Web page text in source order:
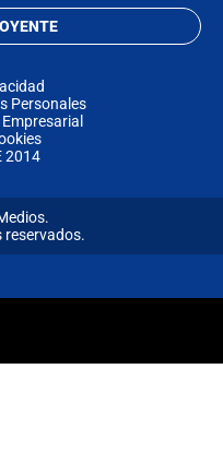
Personales
2014
reservados.